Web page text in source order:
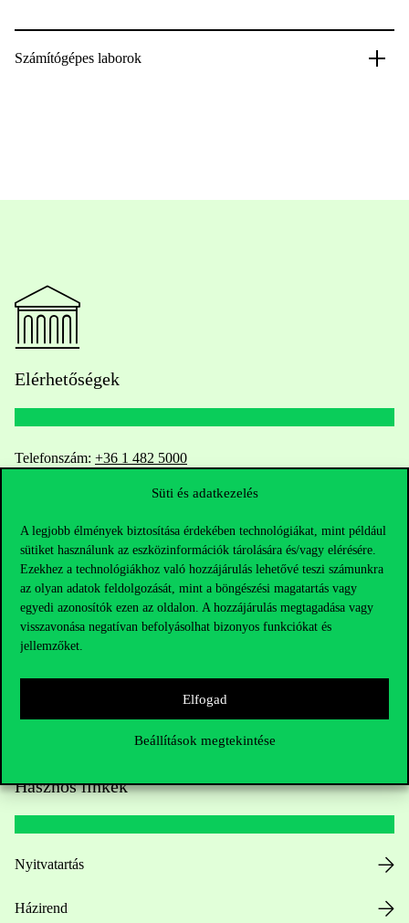
Süti és adatkezelés
A legjobb élmények biztosítása érdekében technológiákat, mint például
sütiket használunk az eszközinformációk tárolására és/vagy elérésére.
Ezekhez a technológiákhoz való hozzájárulás lehetővé teszi számunkra
az olyan adatok feldolgozását, mint a böngészési magatartás vagy
egyedi azonosítók ezen az oldalon. A hozzájárulás megtagadása vagy
visszavonása negatívan befolyásolhat bizonyos funkciókat és
jellemzőket.
Elfogad
Beállítások megtekintése
Számítógépes laborok
Elérhetőségek
Telefonszám: +36 1 482 5000
Kérdésed van a felvételivel kapcsolatban?
Oktatói elérhetőségek
HUB jelenlegi hallgatóinknak
Sajtó:press@uni-corvinus.hu
Hasznos linkek
Nyitvatartás
Házirend